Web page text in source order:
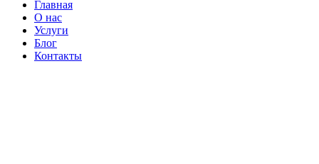
Главная
О нас
Услуги
Блог
Контакты